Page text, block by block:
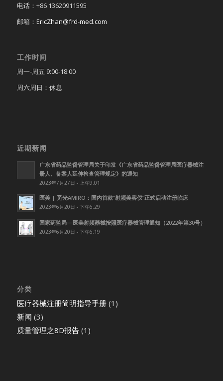
电话：+86 13620911595
邮箱： EricZhan@frd-med.com
工作时间
周一-周五 9:00-18:00
周六周日：休息
近期新闻
广东省药品监督管理局关于印发《广东省药品监督管理局医疗器械注
册人、备案人延伸检查管理规定》的通知
2023年7月27日 - 上午9:01
医美 | 觅光AMIRO：国内首款”射频美容仪”正式启动注册临床
2023年6月20日 - 下午6:29
国家药监局—医美射频器械按照医疗器械管理通知（2022年第30号）
2023年6月20日 - 下午6:19
分类
医疗器械注册简明指导手册(1)
新闻 (3)
质量管理之8D报告(1)